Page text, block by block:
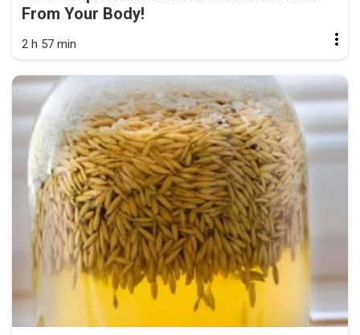
From Your Body!
2 h 57 min